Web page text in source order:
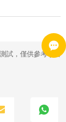
試，僅供參考 | 技